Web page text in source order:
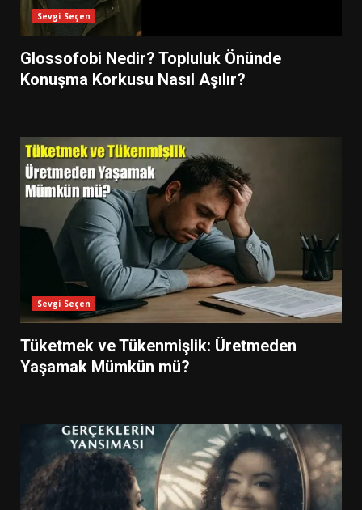
Sevgi Seçen
Glossofobi Nedir? Topluluk Önünde
Konuşma Korkusu Nasıl Aşılır?
Sevgi Seçen
Tüketmek ve Tükenmişlik: Üretmeden
Yaşamak Mümkün mü?